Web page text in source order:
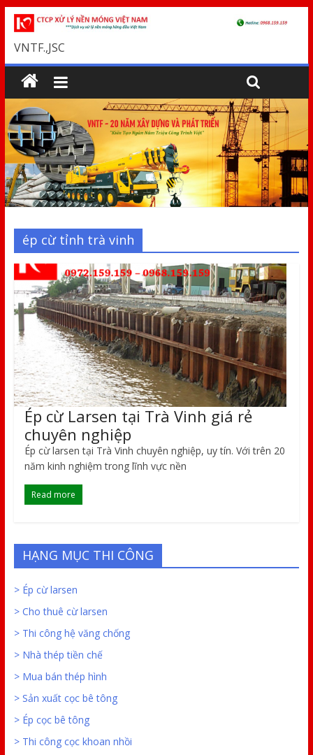
VNTF.,JSC
ép cừ tỉnh trà vinh
Ép cừ Larsen tại Trà Vinh giá rẻ
chuyên nghiệp
Ép cừ larsen tại Trà Vinh chuyên nghiệp, uy tín. Với trên 20
năm kinh nghiệm trong lĩnh vực nền
Read more
HẠNG MỤC THI CÔNG
> Ép cừ larsen
> Cho thuê cừ larsen
> Thi công hệ văng chống
> Nhà thép tiền chế
> Mua bán thép hình
> Sản xuất cọc bê tông
> Ép cọc bê tông
> Thi công cọc khoan nhồi